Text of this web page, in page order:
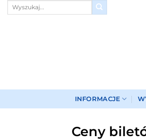
Przewiń
INFORMACJE
Ceny